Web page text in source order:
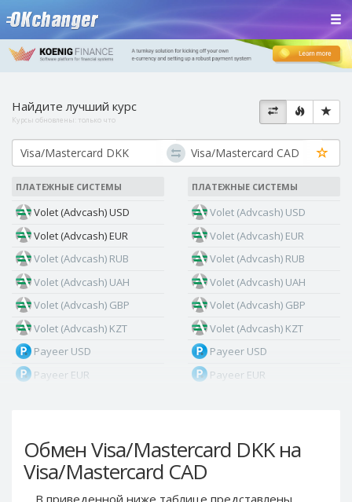
Обмен Visa/Mastercard DKK на
Visa/Mastercard CAD
В приведенной ниже таблице представлены
Найдите лучший курс
Курсы обновлены: только что
ПЛАТЕЖНЫЕ СИСТЕМЫ
Volet (Advcash) USD
Volet (Advcash) EUR
Volet (Advcash) RUB
Volet (Advcash) UAH
Volet (Advcash) GBP
Volet (Advcash) KZT
Payeer USD
Payeer EUR
Payeer Tether ERC20
(USDT)
Payeer UAH
ПЛАТЕЖНЫЕ СИСТЕМЫ
Volet (Advcash) USD
Volet (Advcash) EUR
Volet (Advcash) RUB
Volet (Advcash) UAH
Volet (Advcash) GBP
Volet (Advcash) KZT
Payeer USD
Payeer EUR
Payeer Tether ERC20
(USDT)